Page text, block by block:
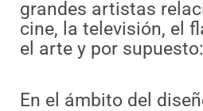
grandes artistas
cine, la televisión, el
el arte y por
En el ámbito del